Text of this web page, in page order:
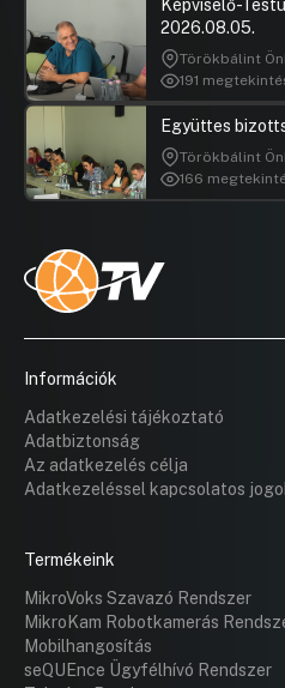
Képviselő-
2026.08.05.
Törökbálint
191
Együttes
Törökbálint
166
Információk
Adatkezelési tájékoztató
Adatbiztonság
Az adatkezelés célja
Adatkezeléssel kapcsolatos
Termékeink
MikroVoks Szavazó Rendszer
MikroKam Robotkamerás
Mobilhangosítás
seQUEnce Ügyfélhívó Rendszer